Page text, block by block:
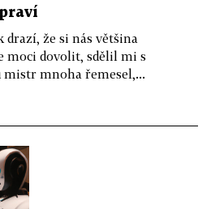
drazí, že si nás většina
moci dovolit, sdělil mi s
mnoha řemesel,...